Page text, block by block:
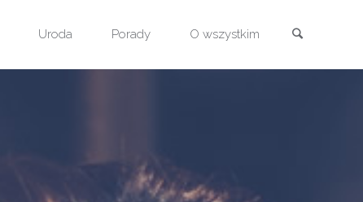
Uroda Porady O wszystkim